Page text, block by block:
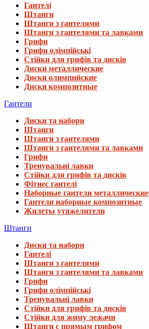
Гантелі
Штанги
Штанги з гантелями
Штанги з гантелями та лавками
Грифи
Грифи олімпійські
Стійки для грифів та дисків
Диски металлические
Диски олимпийские
Диски композитные
Гантели
Диски та набори
Штанги
Штанги з гантелями
Штанги з гантелями та лавками
Грифи
Тренувальні лавки
Стійки для грифів та дисків
Фітнес гантелі
Наборные гантели металлические
Гантели наборные композитные
Жилеты утяжелители
Штанги
Диски та набори
Гантелі
Штанги з гантелями
Штанги з гантелями та лавками
Грифи
Грифи олімпійські
Тренувальні лавки
Стійки для грифів та дисків
Стійки для жиму лежачи
Штанги с прямым грифом